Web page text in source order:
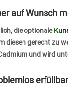
auf Wunsch
die optionale
gerecht zu
und wird
erfüllbar